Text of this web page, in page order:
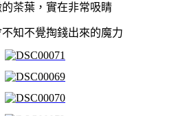
茶葉，實在非常吸睛
知不覺掏錢出來的魔力